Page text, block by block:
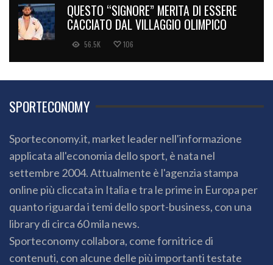
QUESTO “SIGNORE” MERITA DI ESSERE
CACCIATO DAL VILLAGGIO OLIMPICO
56.5K 106
SPORTECONOMY
Sporteconomy.it, market leader nell'informazione
applicata all'economia dello sport, è nata nel
settembre 2004. Attualmente è l'agenzia stampa
online più cliccata in Italia e tra le prime in Europa per
quanto riguarda i temi dello sport-business, con una
library di circa 60 mila news.
Sporteconomy collabora, come fornitrice di
contenuti, con alcune delle più importanti testate